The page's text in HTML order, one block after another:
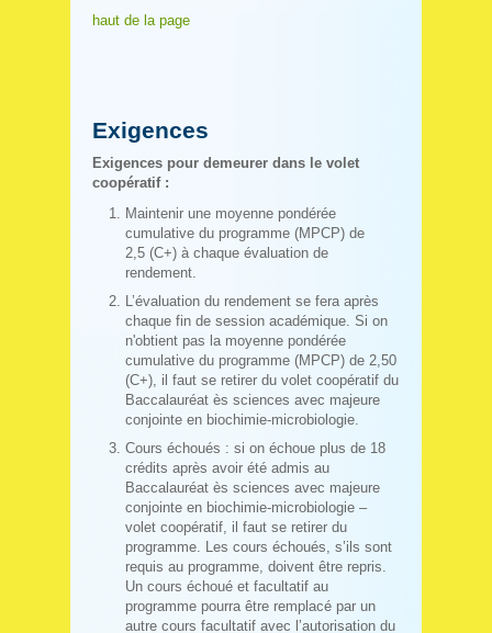
haut de la page
Exigences
Exigences pour demeurer dans le volet
coopératif :
Maintenir une moyenne pondérée
cumulative du programme (MPCP) de
2,5 (C+) à chaque évaluation de
rendement.
L’évaluation du rendement se fera après
chaque fin de session académique. Si on
n'obtient pas la moyenne pondérée
cumulative du programme (MPCP) de 2,50
(C+), il faut se retirer du volet coopératif du
Baccalauréat ès sciences avec majeure
conjointe en biochimie-microbiologie.
Cours échoués : si on échoue plus de 18
crédits après avoir été admis au
Baccalauréat ès sciences avec majeure
conjointe en biochimie-microbiologie –
volet coopératif, il faut se retirer du
programme. Les cours échoués, s’ils sont
requis au programme, doivent être repris.
Un cours échoué et facultatif au
programme pourra être remplacé par un
autre cours facultatif avec l’autorisation du